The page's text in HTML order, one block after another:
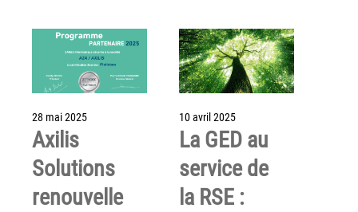
28 mai 2025
Axilis
Solutions
renouvelle
10 avril 2025
La GED au
service de
la RSE :